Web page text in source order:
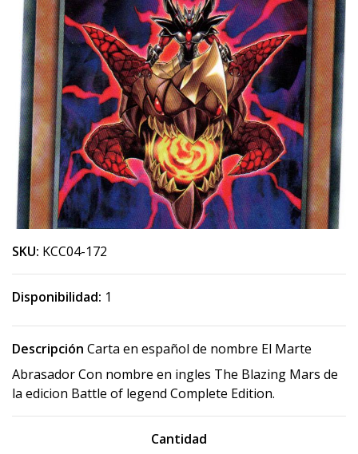
SKU: KCC04-172
Disponibilidad: 1
Descripción Carta en español de nombre El Marte
Abrasador Con nombre en ingles The Blazing Mars de
la edicion Battle of legend Complete Edition.
Cantidad